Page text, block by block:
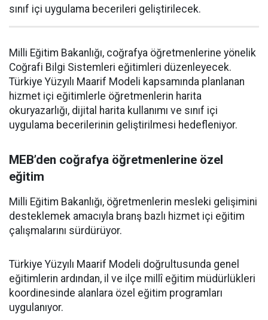
sınıf içi uygulama becerileri geliştirilecek.
Milli Eğitim Bakanlığı, coğrafya öğretmenlerine yönelik
Coğrafi Bilgi Sistemleri eğitimleri düzenleyecek.
Türkiye Yüzyılı Maarif Modeli kapsamında planlanan
hizmet içi eğitimlerle öğretmenlerin harita
okuryazarlığı, dijital harita kullanımı ve sınıf içi
uygulama becerilerinin geliştirilmesi hedefleniyor.
MEB’den coğrafya öğretmenlerine özel
eğitim
Milli Eğitim Bakanlığı, öğretmenlerin mesleki gelişimini
desteklemek amacıyla branş bazlı hizmet içi eğitim
çalışmalarını sürdürüyor.
Türkiye Yüzyılı Maarif Modeli doğrultusunda genel
eğitimlerin ardından, il ve ilçe millî eğitim müdürlükleri
koordinesinde alanlara özel eğitim programları
uygulanıyor.